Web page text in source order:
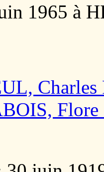
1965 à
Charles
Flore